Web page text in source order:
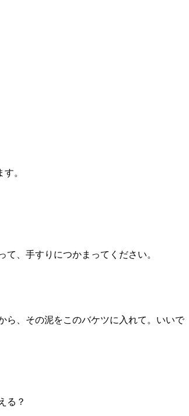
。
、手すりにつかまってください。
ら、その泥をこのバケツに入れて。いいで
る？